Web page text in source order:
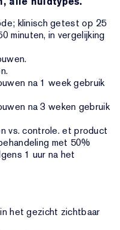
klinisch getest op 25
minuten, in vergelijking
na 1 week gebruik
na 3 weken gebruik
vs. controle. et product
met 50%
1 uur na het
het gezicht zichtbaar